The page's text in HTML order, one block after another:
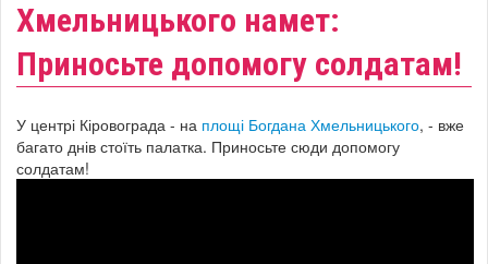
Хмельницького намет:
Приносьте допомогу солдатам!
У центрі Кіровограда - на площі Богдана Хмельницького, - вже
багато днів стоїть палатка. Приносьте сюди допомогу
солдатам!